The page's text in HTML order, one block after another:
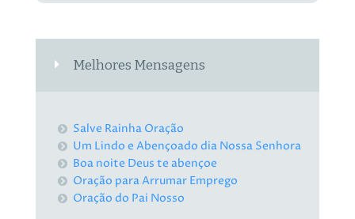
Melhores Mensagens
Salve Rainha Oração
Um Lindo e Abençoado dia Nossa Senhora
Boa noite Deus te abençoe
Oração para Arrumar Emprego
Oração do Pai Nosso